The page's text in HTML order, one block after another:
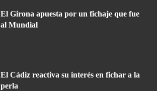
El Girona apuesta por un fichaje que fue
al Mundial
El Cádiz reactiva su interés en fichar a la
perla